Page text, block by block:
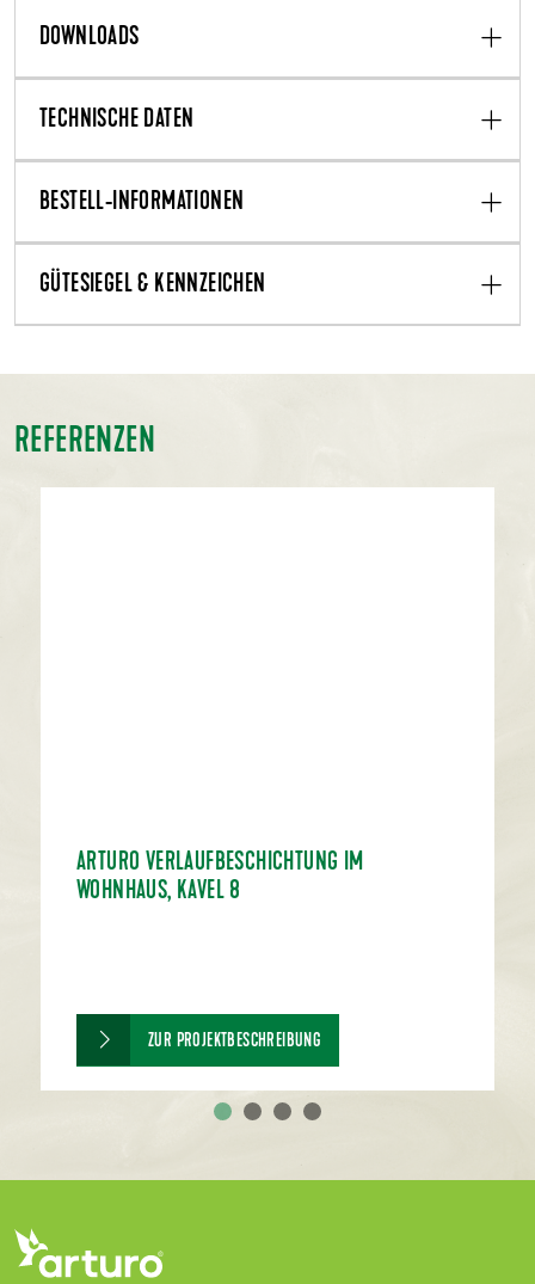
DOWNLOADS
TECHNISCHE DATEN
BESTELL-INFORMATIONEN
GÜTESIEGEL & KENNZEICHEN
REFERENZEN
ARTURO VERLAUFBESCHICHTUNG IM
WOHNHAUS, KAVEL 8
ZUR PROJEKTBESCHREIBUNG